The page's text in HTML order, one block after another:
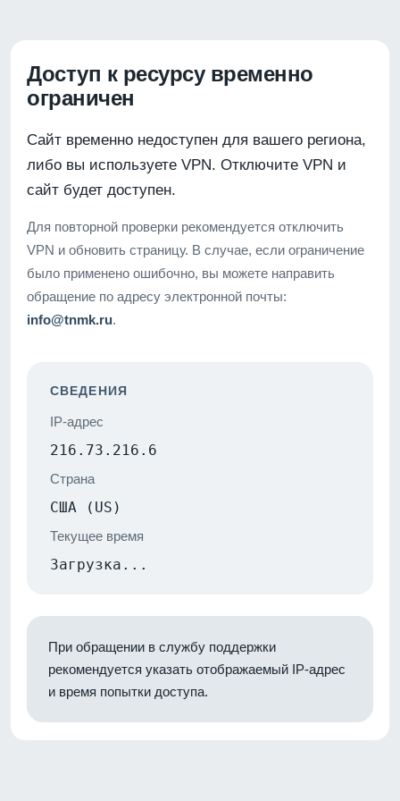
Доступ к ресурсу временно
ограничен
Сайт временно недоступен для вашего региона,
либо вы используете VPN. Отключите VPN и
сайт будет доступен.
Для повторной проверки рекомендуется отключить
VPN и обновить страницу. В случае, если ограничение
было применено ошибочно, вы можете направить
обращение по адресу электронной почты:
info@tnmk.ru.
СВЕДЕНИЯ
IP-адрес
216.73.216.6
Страна
США (US)
Текущее время
Загрузка...
При обращении в службу поддержки
рекомендуется указать отображаемый IP-адрес
и время попытки доступа.